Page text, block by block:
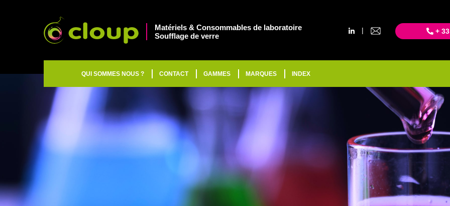
Matériels & Consommables de laboratoire
Soufflage de verre
| +
QUI SOMMES NOUS ? CONTACT GAMMES MARQUES INDEX